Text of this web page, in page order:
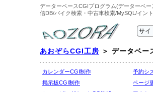
データーベースCGIプログラム(データーベ
信DB/バイク検索・中古車検索/MySQL/イン
あおぞらCGI工房 ＞ データベー
カレンダーCGI制作 予約シ
掲示板CGI制作
ページ